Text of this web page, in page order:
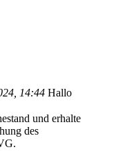
14:44 Hallo
und erhalte
des